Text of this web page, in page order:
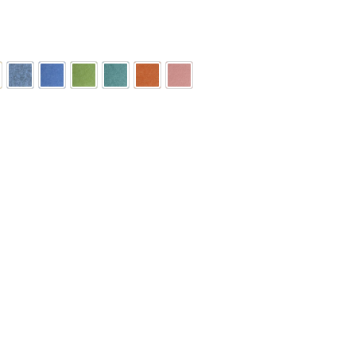
檬黃
6.霧霾藍7.天藍8.果綠9.孔雀綠A.蜜桔B.粉色